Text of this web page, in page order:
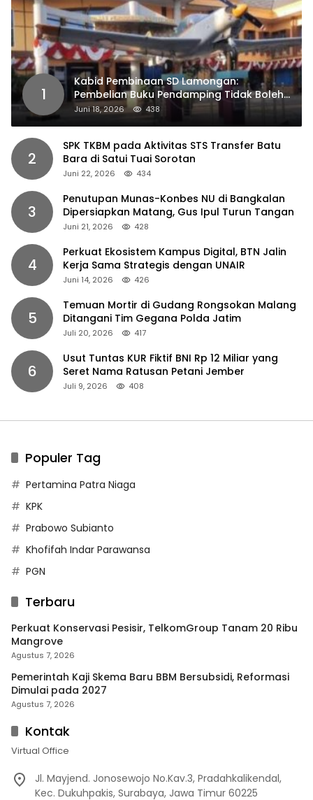
1
Kabid Pembinaan SD Lamongan:
Pembelian Buku Pendamping Tidak Boleh
Dipaksakan
Juni 18, 2026 438
2
SPK TKBM pada Aktivitas STS Transfer Batu
Bara di Satui Tuai Sorotan
Juni 22, 2026 434
3
Penutupan Munas-Konbes NU di Bangkalan
Dipersiapkan Matang, Gus Ipul Turun Tangan
Juni 21, 2026 428
4
Perkuat Ekosistem Kampus Digital, BTN Jalin
Kerja Sama Strategis dengan UNAIR
Juni 14, 2026 426
5
Temuan Mortir di Gudang Rongsokan Malang
Ditangani Tim Gegana Polda Jatim
Juli 20, 2026 417
6
Usut Tuntas KUR Fiktif BNI Rp 12 Miliar yang
Seret Nama Ratusan Petani Jember
Juli 9, 2026 408
Populer Tag
Pertamina Patra Niaga
KPK
Prabowo Subianto
Khofifah Indar Parawansa
PGN
Terbaru
Perkuat Konservasi Pesisir, TelkomGroup Tanam 20 Ribu
Mangrove
Agustus 7, 2026
Pemerintah Kaji Skema Baru BBM Bersubsidi, Reformasi
Dimulai pada 2027
Agustus 7, 2026
Kontak
Virtual Office
Jl. Mayjend. Jonosewojo No.Kav.3, Pradahkalikendal,
Kec. Dukuhpakis, Surabaya, Jawa Timur 60225